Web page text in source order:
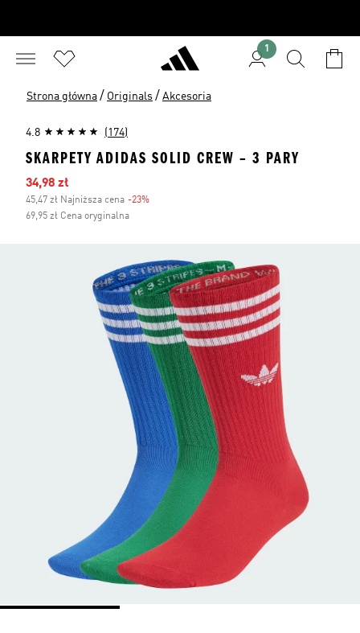
1
Strona główna / Originals / Akcesoria
4.8 (174)
SKARPETY ADIDAS SOLID CREW – 3 PARY
Ceny na wyprzedaży
34,98 zł
45,47 zł Najniższa cena -23%
69,95 zł Cena oryginalna